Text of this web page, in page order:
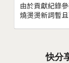
由於貢獻紀錄
燒燙燙新詞暫
快分